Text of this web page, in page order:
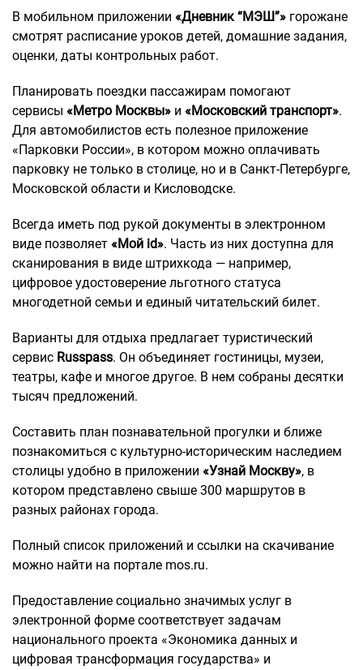
В мобильном приложении «Дневник “МЭШ”» горожане
смотрят расписание уроков детей, домашние задания,
оценки, даты контрольных работ.
Планировать поездки пассажирам помогают
сервисы «Метро Москвы» и «Московский транспорт».
Для автомобилистов есть полезное приложение
«Парковки России», в котором можно оплачивать
парковку не только в столице, но и в Санкт-Петербурге,
Московской области и Кисловодске.
Всегда иметь под рукой документы в электронном
виде позволяет «Мой id». Часть из них доступна для
сканирования в виде штрихкода — например,
цифровое удостоверение льготного статуса
многодетной семьи и единый читательский билет.
Варианты для отдыха предлагает туристический
сервис Russpass. Он объединяет гостиницы, музеи,
театры, кафе и многое другое. В нем собраны десятки
тысяч предложений.
Составить план познавательной прогулки и ближе
познакомиться с культурно-историческим наследием
столицы удобно в приложении «Узнай Москву», в
котором представлено свыше 300 маршрутов в
разных районах города.
Полный список приложений и ссылки на скачивание
можно найти на портале mos.ru.
Предоставление социально значимых услуг в
электронной форме соответствует задачам
национального проекта «Экономика данных и
цифровая трансформация государства» и